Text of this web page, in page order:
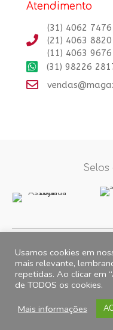
Atendimento
(31) 4062
(21) 4063
(11) 4063
(31) 98226
Selos
Fotos e imagens
Adesivo. All Rights Reserved.
correspondência: Caixa
Usamos cookies em
mais relevante,
repetidas. Ao clicar em
de TODOS os cookies.
Mais informações